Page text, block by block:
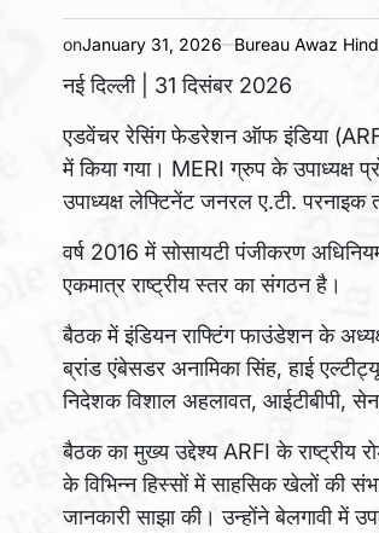
onJanuary 31, 2026 Bureau Awaz
नई दिल्ली | 31 दिसंबर 2026
एडवेंचर रेसिंग फेडरेशन ऑफ इंडिया
में किया गया। MERI ग्रुप के उपाध्यक्ष
उपाध्यक्ष लेफ्टिनेंट जनरल ए.टी. परनाइक
वर्ष 2016 में सोसायटी पंजीकरण
एकमात्र राष्ट्रीय स्तर का संगठन है।
बैठक में इंडियन राफ्टिंग फाउंडेशन के
ब्रांड एंबेसडर अनामिका सिंह, हाई
निदेशक विशाल अहलावत, आईटीबीपी,
बैठक का मुख्य उद्देश्य ARFI के राष्ट्रीय
के विभिन्न हिस्सों में साहसिक खेलों की
जानकारी साझा की। उन्होंने बेलगावी